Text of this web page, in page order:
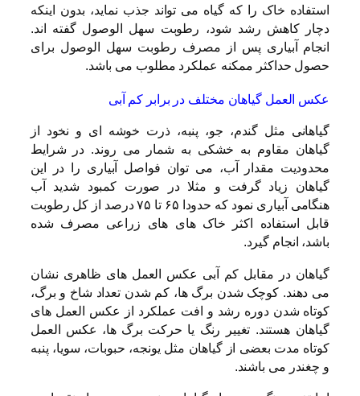
استفاده خاک را که گیاه می تواند جذب نماید، بدون اینکه
دچار کاهش رشد شود، رطوبت سهل الوصول گفته اند.
انجام آبیاری پس از مصرف رطوبت سهل الوصول برای
حصول حداکثر ممکنه عملکرد مطلوب می باشد.
عکس العمل گیاهان مختلف در برابر کم آبی
گیاهانی مثل گندم، جو، پنبه، ذرت خوشه ای و نخود از
گیاهان مقاوم به خشکی به شمار می روند. در شرایط
محدودیت مقدار آب، می توان فواصل آبیاری را در این
گیاهان زیاد گرفت و مثلا در صورت کمبود شدید آب
هنگامی آبیاری نمود که حدودا ۶۵ تا ۷۵ درصد از کل رطوبت
قابل استفاده اکثر خاک های های زراعی مصرف شده
باشد، انجام گیرد.
گیاهان در مقابل کم آبی عکس العمل های ظاهری نشان
می دهند. کوچک شدن برگ ها، کم شدن تعداد شاخ و برگ،
کوتاه شدن دوره رشد و افت عملکرد از عکس العمل های
گیاهان هستند. تغییر رنگ یا حرکت برگ ها، عکس العمل
کوتاه مدت بعضی از گیاهان مثل یونجه، حبوبات، سویا، پنبه
و چغندر می باشند.